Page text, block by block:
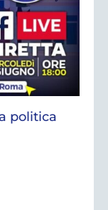
politica